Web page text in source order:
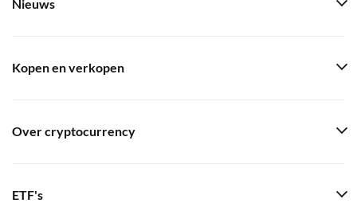
Nieuws
Kopen en verkopen
Over cryptocurrency
ETF's